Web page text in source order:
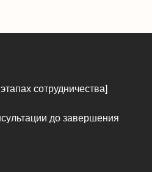
сотрудничества]
до завершения